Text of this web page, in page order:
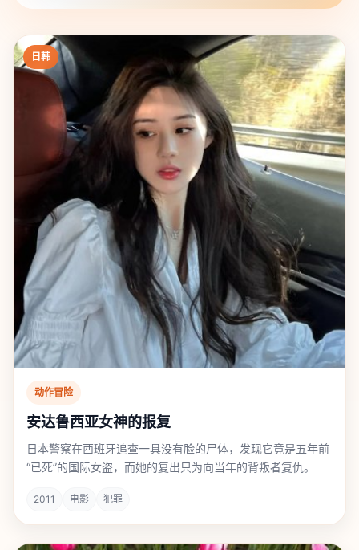
日韩
动作冒险
安达鲁西亚女神的报复
日本警察在西班牙追查一具没有脸的尸体，发现它竟是五年前
“已死”的国际女盗，而她的复出只为向当年的背叛者复仇。
2011 电影 犯罪